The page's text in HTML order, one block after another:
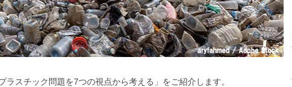
ラスチック問題を7つの視点から考える」をご紹介します。